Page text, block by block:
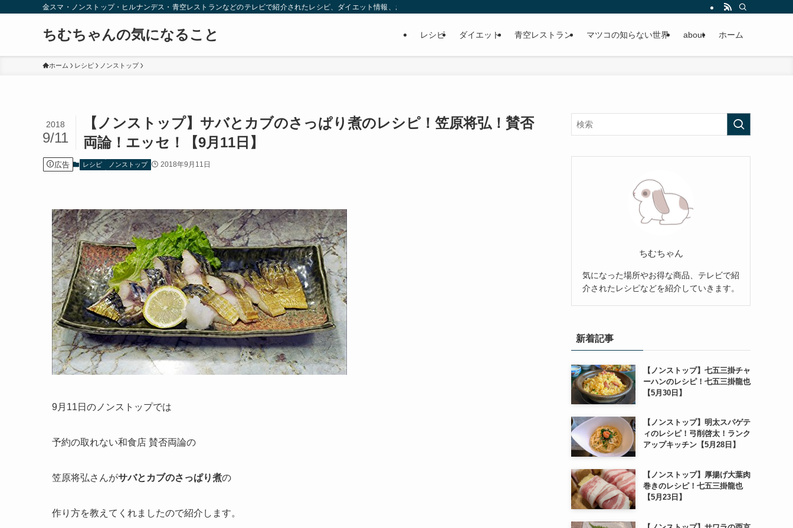
金スマ・ノンストップ・ヒルナンデス・青空レストランなどのテレビで紹介されたレシピ、ダイエット情報、お取り寄せなどを紹介します。
ちむちゃんの気になること レシピ ダイエット 青空レストラン マツコの知らない世界 about ホーム
ホーム レシピ ノンストップ
【ノンストップ】サバとカブのさっぱり煮のレシピ！笠原将弘！賛否
両論！エッセ！【9月11日】
2018
9/11
広告 レシピ ノンストップ 2018年9月11日
9月11日のノンストップでは
予約の取れない和食店 賛否両論の
笠原将弘さんがサバとカブのさっぱり煮の
作り方を教えてくれましたので紹介します。
ちむちゃん
気になった場所やお得な商品、テレビで紹
介されたレシピなどを紹介していきます。
新着記事
【ノンストップ】七五三掛チャ
ーハンのレシピ！七五三掛龍也
【5月30日】
【ノンストップ】明太スパゲテ
ィのレシピ！弓削啓太！ランク
アップキッチン【5月28日】
【ノンストップ】厚揚げ大葉肉
巻きのレシピ！七五三掛龍也
【5月23日】